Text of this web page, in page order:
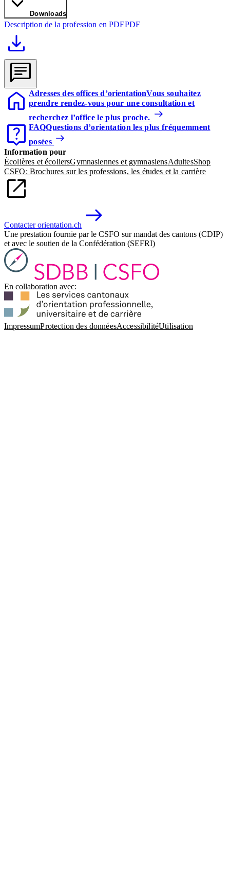
Downloads
Description de la profession en PDFPDF
Adresses des offices d’orientationVous souhaitez
prendre rendez-vous pour une consultation et
recherchez l’office le plus proche.
FAQQuestions d’orientation les plus fréquemment
posées
Information pour
Écolières et écoliersGymnasiennes et gymnasiensAdultesShop
CSFO: Brochures sur les professions, les études et la carrière
Contacter orientation.ch
Une prestation fournie par le CSFO sur mandat des cantons (CDIP)
et avec le soutien de la Confédération (SEFRI)
En collaboration avec:
ImpressumProtection des donnéesAccessibilitéUtilisation